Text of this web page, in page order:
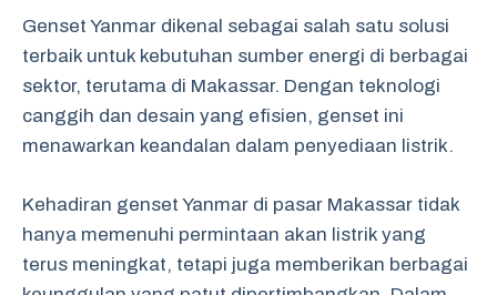
Genset Yanmar dikenal sebagai salah satu solusi
terbaik untuk kebutuhan sumber energi di berbagai
sektor, terutama di Makassar. Dengan teknologi
canggih dan desain yang efisien, genset ini
menawarkan keandalan dalam penyediaan listrik.
Kehadiran genset Yanmar di pasar Makassar tidak
hanya memenuhi permintaan akan listrik yang
terus meningkat, tetapi juga memberikan berbagai